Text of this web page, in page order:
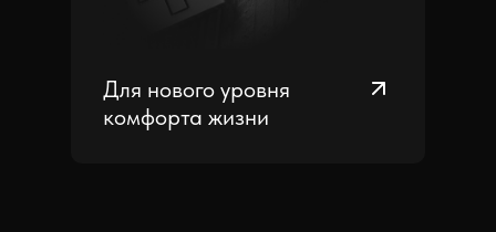
Для нового уровня
комфорта жизни